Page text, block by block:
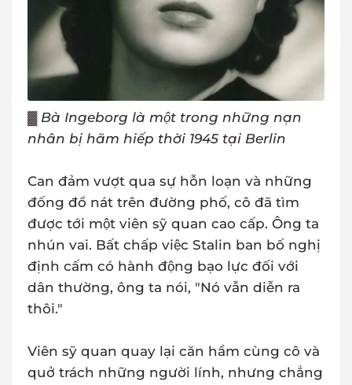
▓ Bà Ingeborg là một trong những nạn
nhân bị hãm hiếp thời 1945 tại Berlin
Can đảm vượt qua sự hỗn loạn và những
đống đổ nát trên đường phố, cô đã tìm
được tới một viên sỹ quan cao cấp. Ông ta
nhún vai. Bất chấp việc Stalin ban bố nghị
định cấm có hành động bạo lực đối với
dân thường, ông ta nói, "Nó vẫn diễn ra
thôi."
Viên sỹ quan quay lại căn hầm cùng cô và
quở trách những người lính, nhưng chẳng